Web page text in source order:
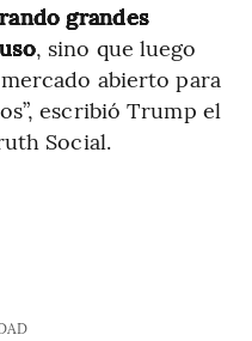
grandes
, sino que luego
abierto para
escribió Trump el
Social.